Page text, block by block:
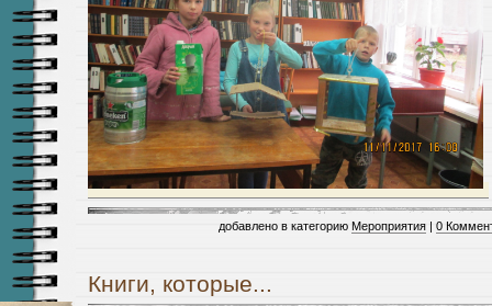
добавлено в категорию Мероприятия | 0
Книги, которые...